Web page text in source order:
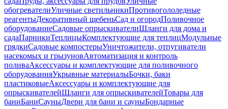
обогревателиУличные светильникиПротивогололедные
реагентыДекоративный щебеньСад и огородПоливочное
оборудованиеСадовые опрыскивателиШланги для дома и
садаПарникиТеплицыКомплектующие для теплицМодульные
грядкиСадовые компостерыУничтожители, отпугиватели
насекомых и грызуновАвтоматизация и контроль
поливаАксессуары и комплектующие для поливочного
оборудованияУкрывные материалыБочки, баки
пластиковыеАксессуары и комплектующие для
опрыскивателейШланги для опрыскивателейТовары для
баниБаниСауныДвери для бани и сауныБондарные